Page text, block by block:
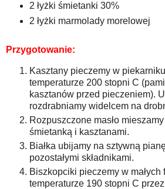
2 łyżki śmietanki 30%
2 łyżki marmolady morelowej
Przygotowanie:
Kasztany pieczemy w
temperaturze 200 stopni C
kasztanów przed pieczeniem).
rozdrabniamy widelcem na
Rozpuszczone masło
śmietanką i kasztanami.
Białka ubijamy na sztywną
pozostałymi składnikami.
Biszkopciki pieczemy w małych
temperaturze 190 stopni C